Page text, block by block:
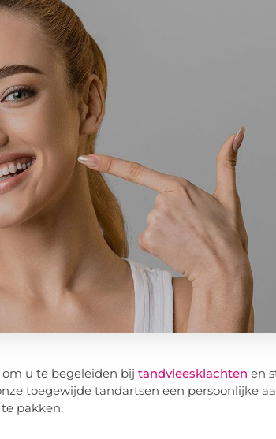
u te begeleiden bij tandvleesklachten en
toegewijde tandartsen een persoonlijke
pakken.